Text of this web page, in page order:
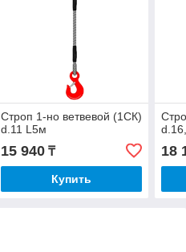
Строп 1-но ветвевой (1СК)
d.11 L5м
15 940₸
Купить
18